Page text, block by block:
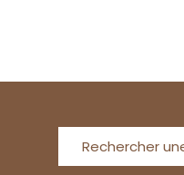
Rechercher